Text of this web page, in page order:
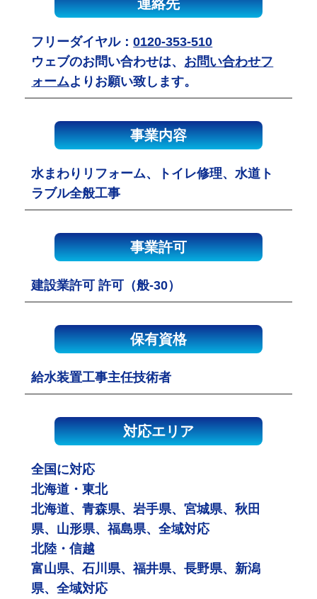
連絡先
フリーダイヤル：0120-353-510
ウェブのお問い合わせは、 お問い合わせフ
ォームよりお願い致します。
事業内容
水まわりリフォーム、トイレ修理、水道ト
ラブル全般工事
事業許可
建設業許可 許可（般-30）
保有資格
給水装置工事主任技術者
対応エリア
全国に対応
北海道・東北
北海道、青森県、岩手県、宮城県、秋田
県、山形県、福島県、全域対応
北陸・信越
富山県、石川県、福井県、長野県、新潟
県、全域対応